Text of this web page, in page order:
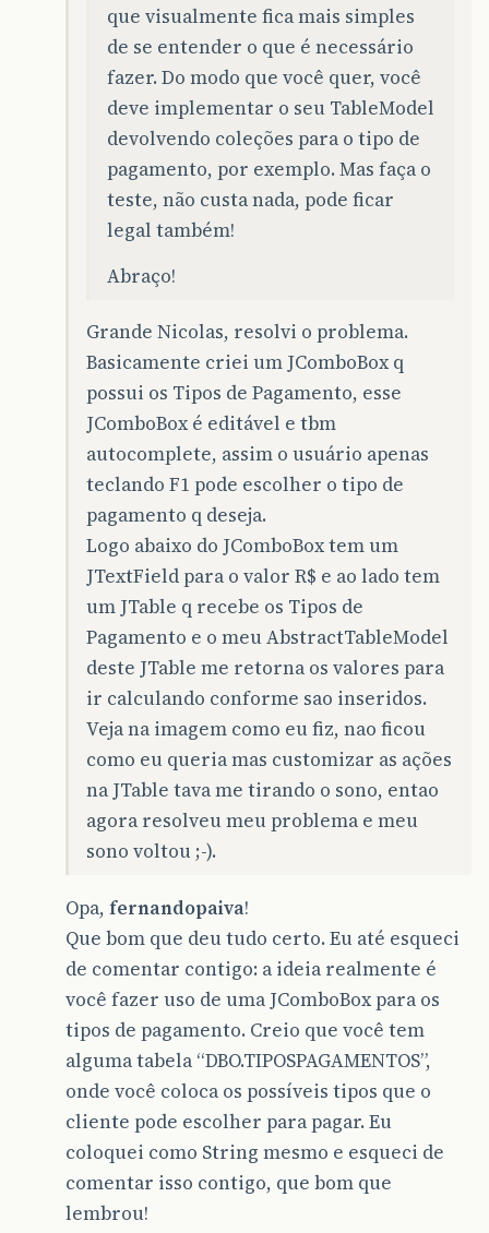
que visualmente fica mais simples
de se entender o que é necessário
fazer. Do modo que você quer, você
deve implementar o seu TableModel
devolvendo coleções para o tipo de
pagamento, por exemplo. Mas faça o
teste, não custa nada, pode ficar
legal também!
Abraço!
Grande Nicolas, resolvi o problema.
Basicamente criei um JComboBox q
possui os Tipos de Pagamento, esse
JComboBox é editável e tbm
autocomplete, assim o usuário apenas
teclando F1 pode escolher o tipo de
pagamento q deseja.
Logo abaixo do JComboBox tem um
JTextField para o valor R$ e ao lado tem
um JTable q recebe os Tipos de
Pagamento e o meu AbstractTableModel
deste JTable me retorna os valores para
ir calculando conforme sao inseridos.
Veja na imagem como eu fiz, nao ficou
como eu queria mas customizar as ações
na JTable tava me tirando o sono, entao
agora resolveu meu problema e meu
sono voltou ;-).
Opa, fernandopaiva!
Que bom que deu tudo certo. Eu até esqueci
de comentar contigo: a ideia realmente é
você fazer uso de uma JComboBox para os
tipos de pagamento. Creio que você tem
alguma tabela “DBO.TIPOSPAGAMENTOS”,
onde você coloca os possíveis tipos que o
cliente pode escolher para pagar. Eu
coloquei como String mesmo e esqueci de
comentar isso contigo, que bom que
lembrou!